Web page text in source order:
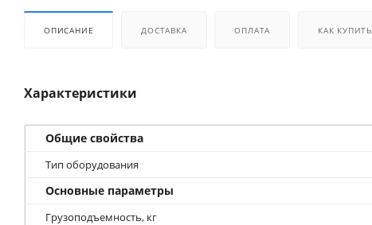
ОПИСАНИЕ ДОСТАВКА ОПЛАТА КАК КУПИТЬ
Характеристики
Общие свойства
Тип оборудования
Основные параметры
Грузоподъемность, кг